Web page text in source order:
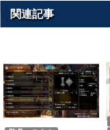
関連記事